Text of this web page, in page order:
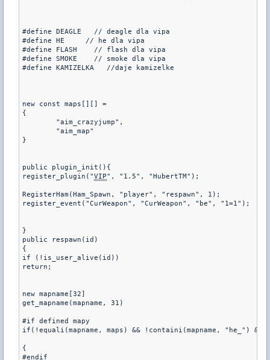
#define DEAGLE   // deagle dla vipa
#define HE     // he dla vipa
#define FLASH    // flash dla vipa
#define SMOKE    // smoke dla vipa
#define KAMIZELKA   //daje kamizelke
new const maps[][] =
{
        "aim_crazyjump",
        "aim_map"
}
public plugin_init(){
register_plugin("VIP", "1.5", "HubertTM");
RegisterHam(Ham_Spawn, "player", "respawn", 1);
register_event("CurWeapon", "CurWeapon", "be", "1=1");
}
public respawn(id)
{
if (!is_user_alive(id))
return;
new mapname[32]
get_mapname(mapname, 31)
#if defined mapy
if(!equali(mapname, maps) && !containi(mapname, "he_") &&
{
#endif